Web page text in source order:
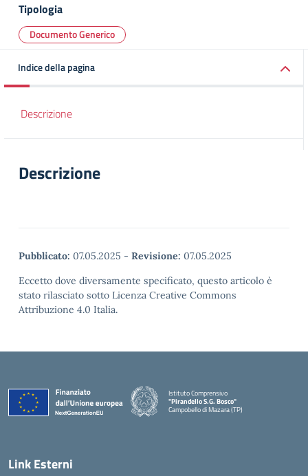
Tipologia
Documento Generico
Indice della pagina
Descrizione
Descrizione
Pubblicato: 07.05.2025 - Revisione: 07.05.2025
Eccetto dove diversamente specificato, questo articolo è
stato rilasciato sotto Licenza Creative Commons
Attribuzione 4.0 Italia.
Istituto Comprensivo
"Pirandello S.G. Bosco"
Campobello di Mazara (TP)
— Visita la pagina iniziale della scuola
Link Esterni